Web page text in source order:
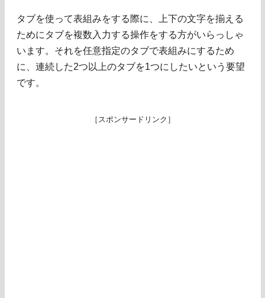
タブを使って表組みをする際に、上下の文字を揃える
ためにタブを複数入力する操作をする方がいらっしゃ
います。それを任意指定のタブで表組みにするため
に、連続した2つ以上のタブを1つにしたいという要望
です。
［スポンサードリンク］